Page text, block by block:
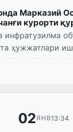
Марказий
курорти
инфратузилма
ҳужжатлари
02ЯНВ13:34